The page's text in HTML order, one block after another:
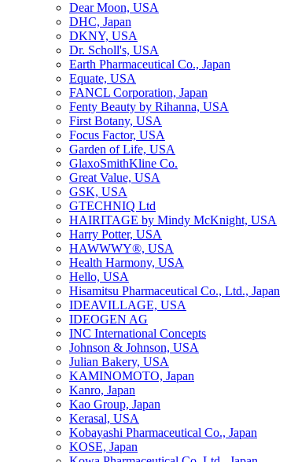
Dear Moon, USA
DHC, Japan
DKNY, USA
Dr. Scholl's, USA
Earth Pharmaceutical Co., Japan
Equate, USA
FANCL Corporation, Japan
Fenty Beauty by Rihanna, USA
First Botany, USA
Focus Factor, USA
Garden of Life, USA
GlaxoSmithKline Co.
Great Value, USA
GSK, USA
GTECHNIQ Ltd
HAIRITAGE by Mindy McKnight, USA
Harry Potter, USA
HAWWWY®, USA
Health Harmony, USA
Hello, USA
Hisamitsu Pharmaceutical Co., Ltd., Japan
IDEAVILLAGE, USA
IDEOGEN AG
INC International Concepts
Johnson & Johnson, USA
Julian Bakery, USA
KAMINOMOTO, Japan
Kanro, Japan
Kao Group, Japan
Kerasal, USA
Kobayashi Pharmaceutical Co., Japan
KOSE, Japan